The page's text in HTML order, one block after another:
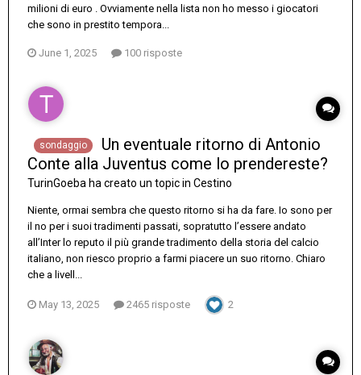
milioni di euro . Ovviamente nella lista non ho messo i giocatori
che sono in prestito tempora...
June 1, 2025 100 risposte
sondaggio
Un eventuale ritorno di Antonio
Conte alla Juventus come lo prendereste?
TurinGoeba ha creato un topic in Cestino
Niente, ormai sembra che questo ritorno si ha da fare. Io sono per
il no per i suoi tradimenti passati, sopratutto l’essere andato
all’Inter lo reputo il più grande tradimento della storia del calcio
italiano, non riesco proprio a farmi piacere un suo ritorno. Chiaro
che a livell...
May 13, 2025 2465 risposte 2